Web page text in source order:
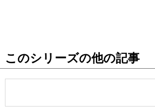
このシリーズの他の記事